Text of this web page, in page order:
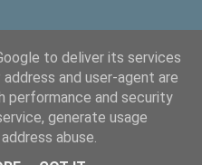
to deliver its services
and user-agent are
performance and security
generate usage
abuse.